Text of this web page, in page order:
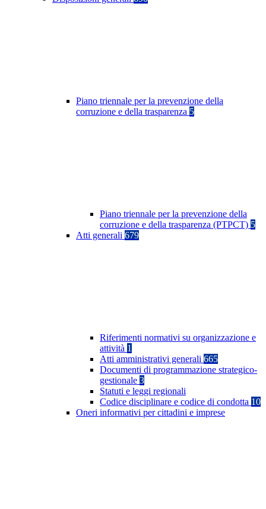
Piano triennale per la prevenzione della
corruzione e della trasparenza 5
Piano triennale per la prevenzione della
corruzione e della trasparenza (PTPCT) 5
Atti generali 679
Riferimenti normativi su organizzazione e
attività 1
Atti amministrativi generali 665
Documenti di programmazione strategico-
gestionale 3
Statuti e leggi regionali
Codice disciplinare e codice di condotta 10
Oneri informativi per cittadini e imprese